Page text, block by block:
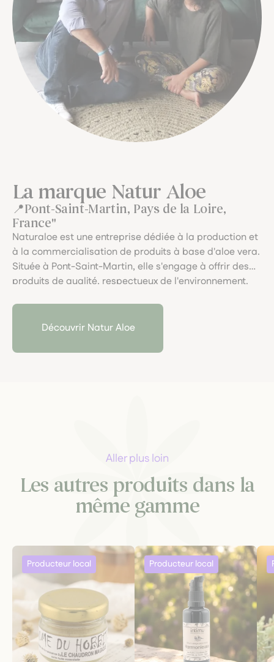
La marque Natur Aloe
Pont-Saint-Martin, Pays de la Loire,
France"
Naturaloe est une entreprise dédiée à la production et
à la commercialisation de produits à base d'aloe vera.
Située à Pont-Saint-Martin, elle s'engage à offrir des
produits de qualité, respectueux de l'environnement.
contrôlée pour garantir la pureté et l'efficacité des
extraits, permettant ainsi de bénéficier des nombreux
et le bien-être.
Découvrir Natur Aloe
Aller plus loin
Les autres produits dans la
même gamme